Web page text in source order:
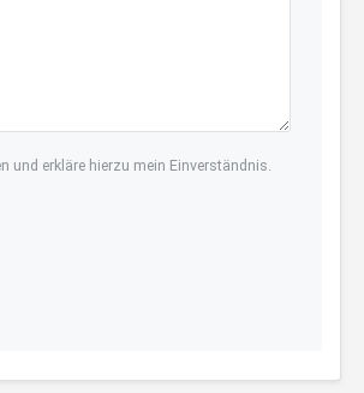
und erkläre hierzu mein Einverständnis.